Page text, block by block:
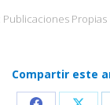
Publicaciones Propias
Compartir este